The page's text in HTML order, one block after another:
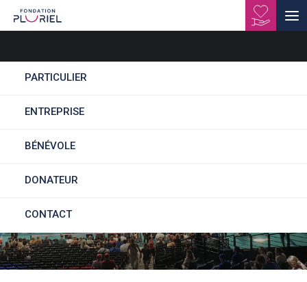
PARTICULIER
ENTREPRISE
BÉNÉVOLE
DONATEUR
CONTACT